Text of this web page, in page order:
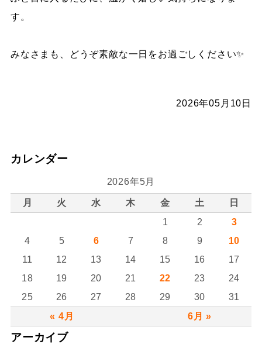
す。
みなさまも、どうぞ素敵な一日をお過ごしください✨
2026年05月10日
カレンダー
2026年5月
月 火 水 木 金 土 日
« 4月 6月 »
1 2
3
4
5 6 7 8 9
10
11
12 13 14 15 16
17
18
19 20 21 22 23
24
25
26 27 28 29 30 31
アーカイブ